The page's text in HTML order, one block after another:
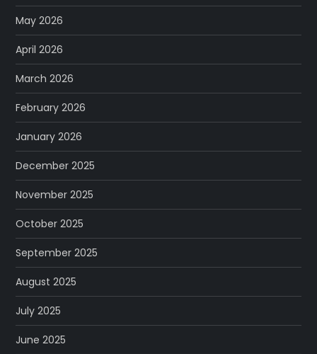
May 2026
April 2026
March 2026
February 2026
January 2026
December 2025
November 2025
October 2025
September 2025
August 2025
July 2025
June 2025